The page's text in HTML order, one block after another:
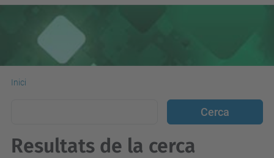
Inici
Resultats de la cerca